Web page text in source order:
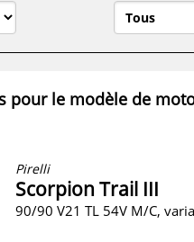
pour le modèle de
Pirelli
Scorpion Trail III
90/90 V21 TL 54V M/C,